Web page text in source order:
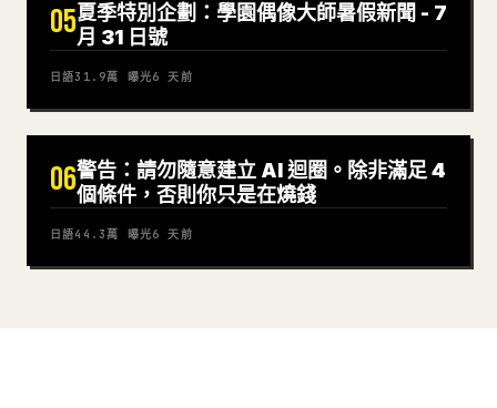
05夏季特別企劃：學園偶像大師暑假新聞 - 7
月 31 日號
日語31.9萬 曝光6 天前
06警告：請勿隨意建立 AI 迴圈。除非滿足 4
個條件，否則你只是在燒錢
日語44.3萬 曝光6 天前